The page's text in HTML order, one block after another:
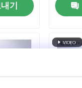
테
기